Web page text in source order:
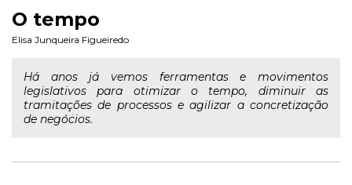
O tempo
Elisa Junqueira Figueiredo
Há anos já vemos ferramentas e movimentos
legislativos para otimizar o tempo, diminuir as
tramitações de processos e agilizar a concretização
de negócios.